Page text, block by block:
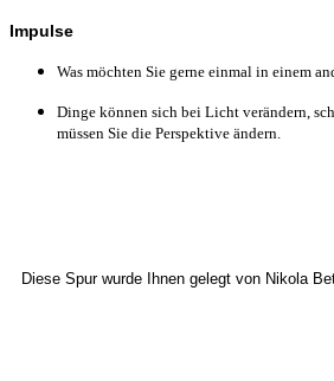
Impulse
Was möchten Sie gerne einmal in einem
Dinge können sich bei Licht verändern,
müssen Sie die Perspektive ändern.
Diese Spur wurde Ihnen gelegt von Nikola